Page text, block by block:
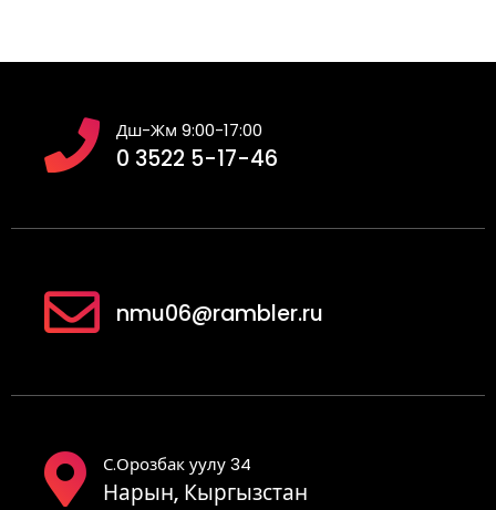
Дш-Жм 9:00-17:00
0 3522 5-17-46
nmu06@rambler.ru
С.Орозбак уулу 34
Нарын, Кыргызстан